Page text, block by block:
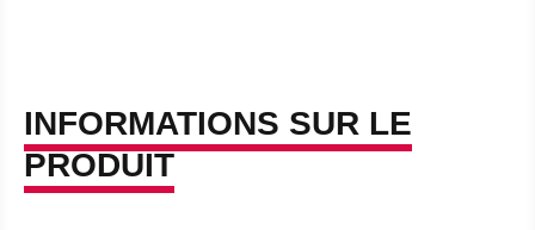
INFORMATIONS SUR LE
PRODUIT